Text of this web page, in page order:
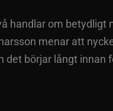
handlar om betydligt
menar att
det börjar långt innan